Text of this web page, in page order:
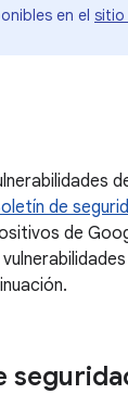
en el sitio
de
de